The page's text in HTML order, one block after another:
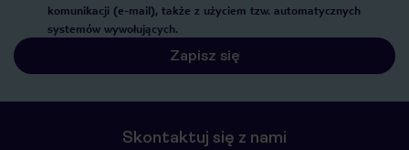
komunikacji (e-mail), także z użyciem tzw. automatycznych
systemów wywołujących.
Zapisz się
Skontaktuj się z nami